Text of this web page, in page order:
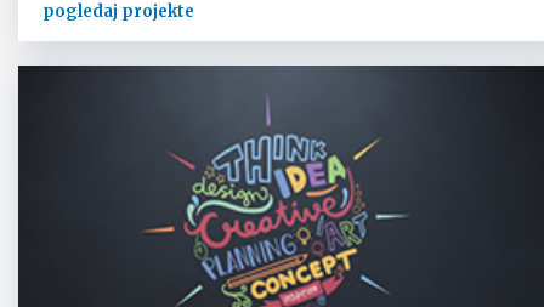
pogledaj projekte